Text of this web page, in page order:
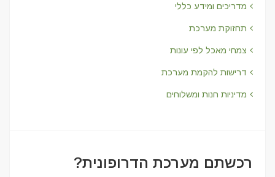
מדריכים ומידע כללי
תחזוקת מערכת
צמחי מאכל לפי עונות
דרישות להקמת מערכת
מדיניות חנות ומשלוחים
רכשתם מערכת הדרופונית?